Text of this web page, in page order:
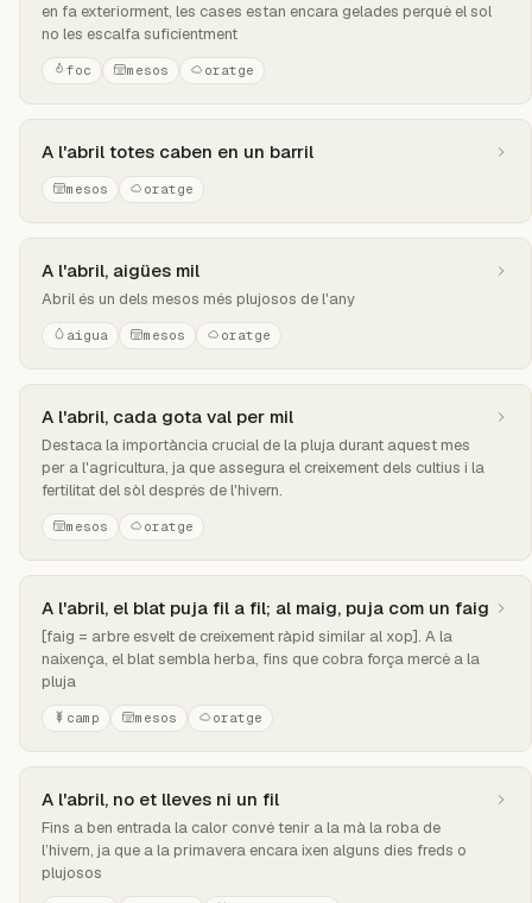
en fa exteriorment, les cases estan encara gelades perquè el sol
no les escalfa suficientment
foc mesos oratge
A l'abril totes caben en un barril
mesos oratge
A l'abril, aigües mil
Abril és un dels mesos més plujosos de l'any
aigua mesos oratge
A l'abril, cada gota val per mil
Destaca la importància crucial de la pluja durant aquest mes
per a l'agricultura, ja que assegura el creixement dels cultius i la
fertilitat del sòl després de l'hivern.
mesos oratge
A l'abril, el blat puja fil a fil; al maig, puja com un faig
[faig = arbre esvelt de creixement ràpid similar al xop]. A la
naixença, el blat sembla herba, fins que cobra força mercè a la
pluja
camp mesos oratge
A l'abril, no et lleves ni un fil
Fins a ben entrada la calor convé tenir a la mà la roba de
l’hivern, ja que a la primavera encara ixen alguns dies freds o
plujosos